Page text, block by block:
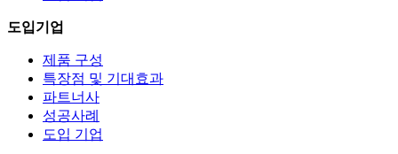
도입기업
제품 구성
특장점 및 기대효과
파트너사
성공사례
도입 기업